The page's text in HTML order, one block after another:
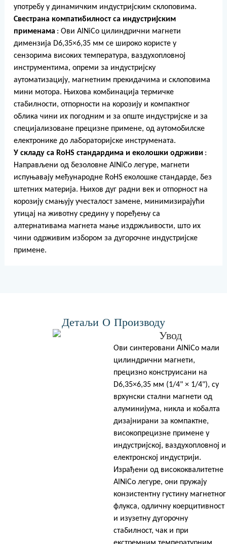
употребу у динамичким индустријским склоповима.
Свестрана компатибилност са индустријским
применама : Ови AlNiCo цилиндрични магнети
димензија D6,35×6,35 мм се широко користе у
сензорима високих температура, ваздухопловној
инструментима, опреми за индустријску
аутоматизацију, магнетним прекидачима и склоповима
мини мотора. Њихова комбинација термичке
стабилности, отпорности на корозију и компактног
облика чини их погодним и за опште индустријске и за
специјализоване прецизне примене, од аутомобилске
електронике до лабораторијске инструмената.
У складу са RoHS стандардима и еколошки одрживи :
Направљени од безоловне AlNiCo легуре, магнети
испуњавају међународне RoHS еколошке стандарде, без
штетних материја. Њихов дуг радни век и отпорност на
корозију смањују учесталост замене, минимизирајући
утицај на животну средину у поређењу са
алтернативама магнета мање издржљивости, што их
чини одрживим избором за дугорочне индустријске
примене.
Детаљи О Производу
Увод
Ови синтеровани AlNiCo мали
цилиндрични магнети,
прецизно конструисани на
D6,35×6,35 мм (1/4" × 1/4"), су
врхунски стални магнети од
алуминијума, никла и кобалта
дизајнирани за компактне,
високопрецизне примене у
индустријској, ваздухопловној и
електронској индустрији.
Израђени од висококвалитетне
AlNiCo легуре, они пружају
конзистентну густину магнетног
флукса, одличну коерцитивност
и изузетну дугорочну
стабилност, чак и при